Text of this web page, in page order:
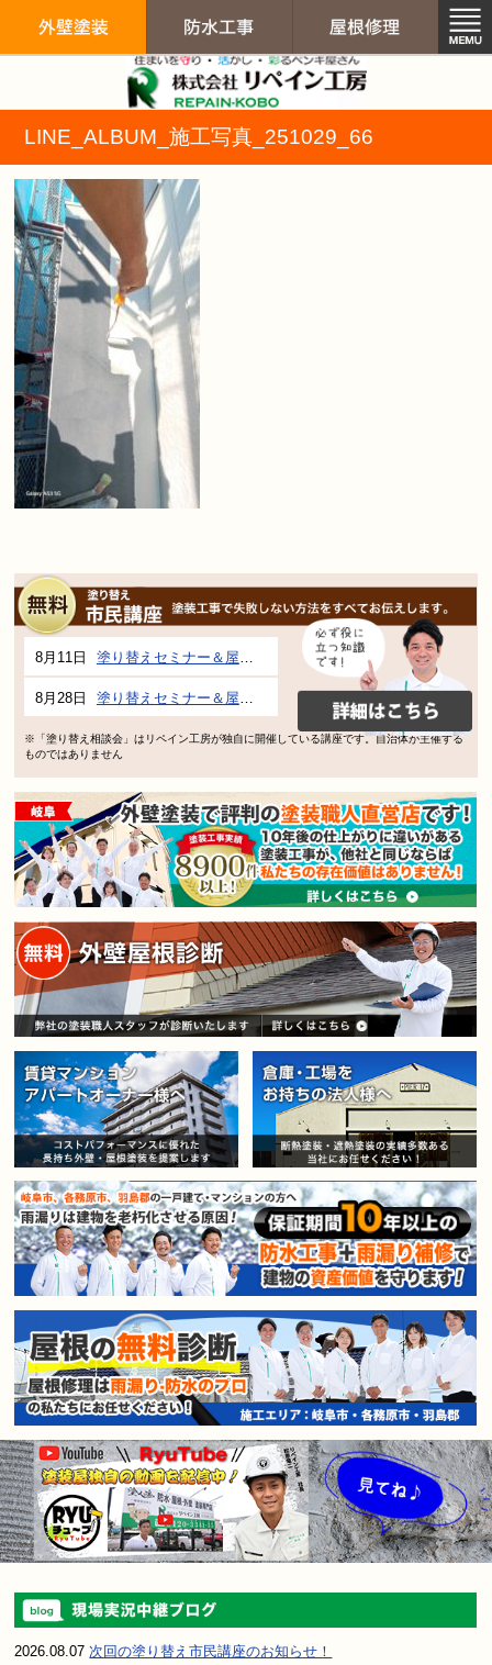
LINE_ALBUM_施工写真_251029_66
8月11日 塗り替えセミナー＆屋根、外壁の塗り替え市民講座 inぎふメディアコスモス
8月28日 塗り替えセミナー＆屋根、外壁の塗り替え市民講座 inぎふメディアコスモス
※「塗り替え相談会」はリペイン工房が独自に開催している講座です。自治体が主催する
ものではありません
賃貸マンション・アパートオー
2026.08.07次回の塗り替え市民講座のお知らせ！